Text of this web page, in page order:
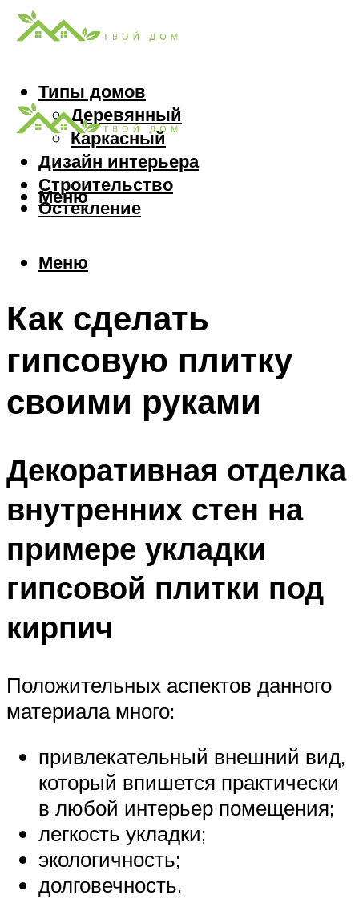
Типы домов
Деревянный
Каркасный
Дизайн интерьера
Строительство
Остекление
Меню
Меню
Как сделать
гипсовую плитку
своими руками
Декоративная отделка
внутренних стен на
примере укладки
гипсовой плитки под
кирпич
Положительных аспектов данного
материала много:
привлекательный внешний вид,
который впишется практически
в любой интерьер помещения;
легкость укладки;
экологичность;
долговечность.